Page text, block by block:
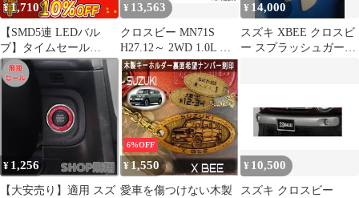
¥1,710
【SMD5連 LEDバル
ブ】タイムセール
10%OFF！即日発送！
【HID屋公式ショッ
プ】 LED ポジション 2
個セット T10 ナンバー
灯 ルームランプ ドア下
ランプなどに ホワイト
電球色 選べる3カラー
車 送料無料/2年保証
¥ 13,563
クロスビー MN71S
H27.12～ 2WD 1.0L ダ
ウンサス 1台分 保証付
レーシングギア RG
SS042A 送料無料
¥ 14,000
スズキ XBEE クロスビ
ー スプラッシュガード
¥ 1,256
【大安売り】適用 スズ
6%OFF
¥1,550
愛車を傷つけない木製
¥ 10,500
スズキ クロスビー